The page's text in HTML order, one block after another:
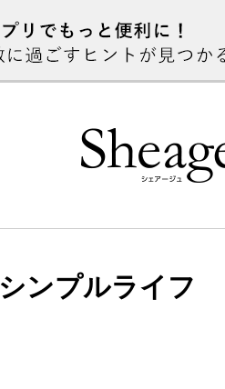
シンプルライフ